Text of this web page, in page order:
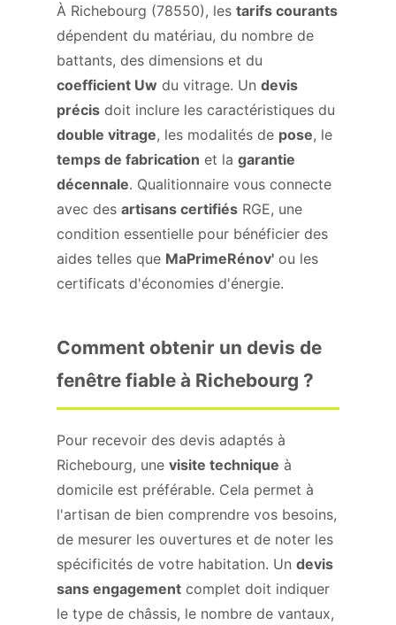
À Richebourg (78550), les tarifs courants
dépendent du matériau, du nombre de
battants, des dimensions et du
coefficient Uw du vitrage. Un devis
précis doit inclure les caractéristiques du
double vitrage, les modalités de pose, le
temps de fabrication et la garantie
décennale. Qualitionnaire vous connecte
avec des artisans certifiés RGE, une
condition essentielle pour bénéficier des
aides telles que MaPrimeRénov' ou les
certificats d'économies d'énergie.
Comment obtenir un devis de
fenêtre fiable à Richebourg ?
Pour recevoir des devis adaptés à
Richebourg, une visite technique à
domicile est préférable. Cela permet à
l'artisan de bien comprendre vos besoins,
de mesurer les ouvertures et de noter les
spécificités de votre habitation. Un devis
sans engagement complet doit indiquer
le type de châssis, le nombre de vantaux,